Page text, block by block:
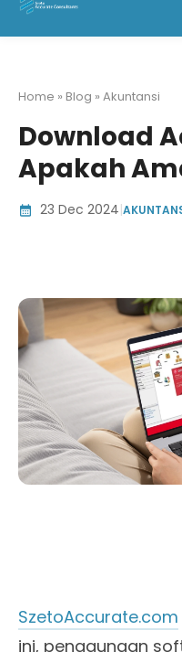
Skip
Home » Blog » Akuntansi
Download
Apakah
23 Dec 2024|
SzetoAccurate.com
ini, penggunaan